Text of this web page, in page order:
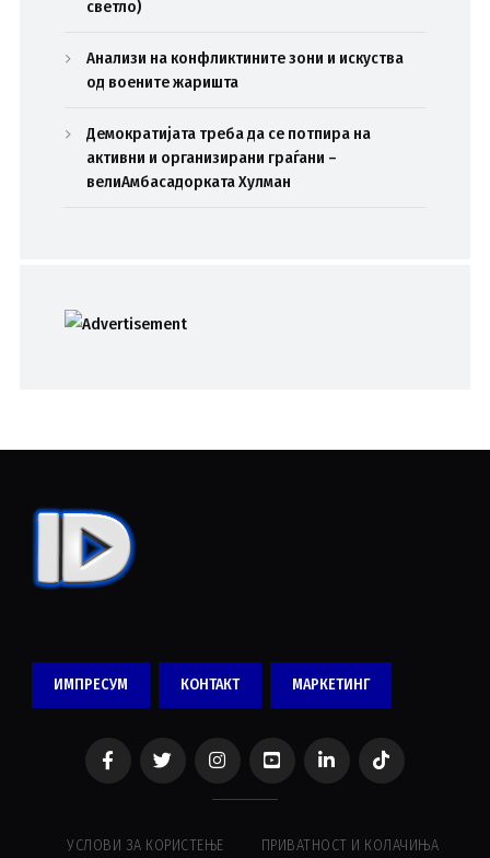
светло)
Анализи на конфликтините зони и искуства
од воените жаришта
Демократијата треба да се потпира на
активни и организирани граѓани –
велиАмбасадорката Хулман
ИМПРЕСУМ КОНТАКТ МАРКЕТИНГ
УСЛОВИ ЗА КОРИСТЕЊЕ ПРИВАТНОСТ И КОЛАЧИЊА